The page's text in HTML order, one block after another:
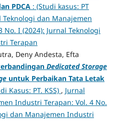
PDCA : (Studi kasus: PT
Teknologi dan Manajemen
I (2024): Jurnal Teknologi
Terapan
Deny Andesta, Efta
Dedicated Storage
untuk Perbaikan Tata Letak
Kasus: PT. KSS) , Jurnal
Industri Terapan: Vol. 4 No.
dan Manajemen Industri